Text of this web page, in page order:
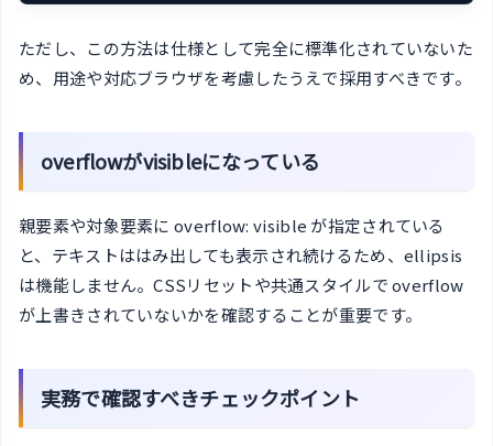
ただし、この方法は仕様として完全に標準化されていないた
め、用途や対応ブラウザを考慮したうえで採用すべきです。
overflowがvisibleになっている
親要素や対象要素に overflow: visible が指定されている
と、テキストははみ出しても表示され続けるため、ellipsis
は機能しません。CSSリセットや共通スタイルで overflow
が上書きされていないかを確認することが重要です。
実務で確認すべきチェックポイント